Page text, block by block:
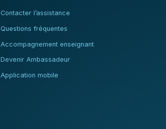
Contacter l’assistance
Questions fréquentes
Accompagnement enseignant
Devenir Ambassadeur
Application mobile